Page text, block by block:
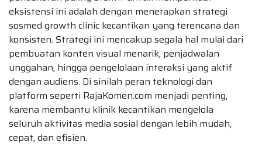
eksistensi ini adalah dengan menerapkan strategi
sosmed growth clinic kecantikan yang terencana dan
konsisten. Strategi ini mencakup segala hal mulai dari
pembuatan konten visual menarik, penjadwalan
unggahan, hingga pengelolaan interaksi yang aktif
dengan audiens. Di sinilah peran teknologi dan
platform seperti RajaKomen.com menjadi penting,
karena membantu klinik kecantikan mengelola
seluruh aktivitas media sosial dengan lebih mudah,
cepat, dan efisien.